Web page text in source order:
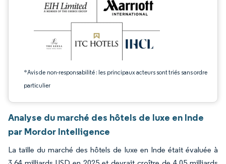
*Avis de non-responsabilité : les principaux acteurs sont triés sans ordre
particulier
Analyse du marché des hôtels de luxe en Inde
par Mordor Intelligence
La taille du marché des hôtels de luxe en Inde était évaluée à